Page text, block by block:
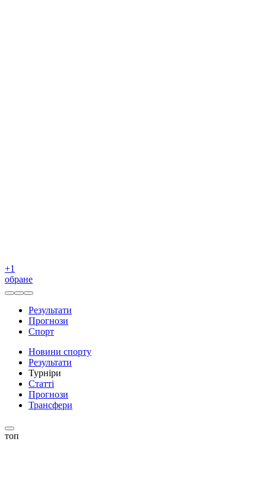
+1
обране
Результати
Прогнози
Спорт
Новини спорту
Результати
Турніри
Статті
Прогнози
Трансфери
топ